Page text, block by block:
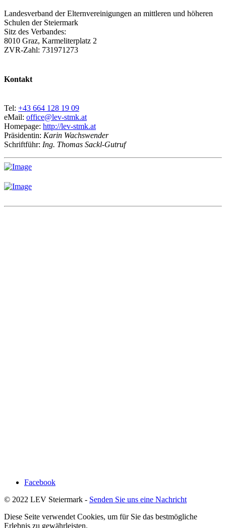
Landesverband der Elternvereinigungen an mittleren und höheren
Schulen der Steiermark
Sitz des Verbandes:
8010 Graz, Karmeliterplatz 2
ZVR-Zahl: 731971273
Kontakt
Tel: +43 664 128 19 09
eMail: office@lev-stmk.at
Homepage: http://lev-stmk.at
Präsidentin: Karin Wachswender
Schriftführ: Ing. Thomas Sackl-Gutruf
Facebook
© 2022 LEV Steiermark - Senden Sie uns eine Nachricht
Diese Seite verwendet Cookies, um für Sie das bestmögliche
Erlebnis zu gewährleisten.